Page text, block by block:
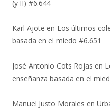
(y II) #6.644
Karl Ajote en Los últimos
basada en el miedo #6.651
José Antonio Cots Rojas en
enseñanza basada en el
Manuel Justo Morales en